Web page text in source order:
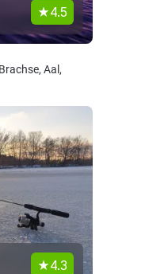
4.5
Aal,
4.3